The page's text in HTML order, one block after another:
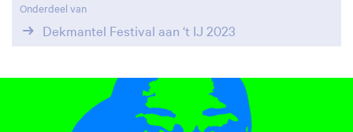
Onderdeel van
Dekmantel Festival aan ‘t IJ 2023